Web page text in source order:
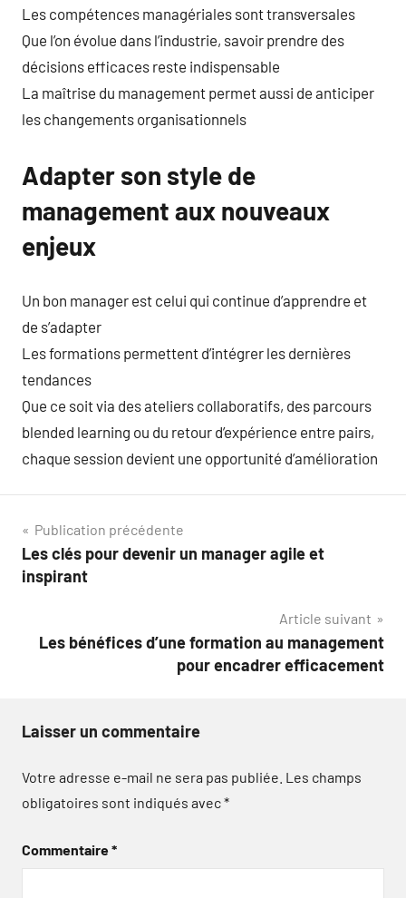
Les compétences managériales sont transversales
Que l’on évolue dans l’industrie, savoir prendre des
décisions efficaces reste indispensable
La maîtrise du management permet aussi de anticiper
les changements organisationnels
Adapter son style de
management aux nouveaux
enjeux
Un bon manager est celui qui continue d’apprendre et
de s’adapter
Les formations permettent d’intégrer les dernières
tendances
Que ce soit via des ateliers collaboratifs, des parcours
blended learning ou du retour d’expérience entre pairs,
chaque session devient une opportunité d’amélioration
Navigation
de
Publication précédente
Les clés pour devenir un manager agile et
inspirant
Article suivant
Les bénéfices d’une formation au management
pour encadrer efficacement
Laisser un commentaire
Votre adresse e-mail ne sera pas publiée. Les champs
obligatoires sont indiqués avec*
Commentaire*